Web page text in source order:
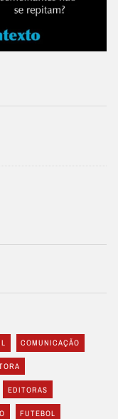
COMUNICAÇÃO
EDITORAS
FUTEBOL